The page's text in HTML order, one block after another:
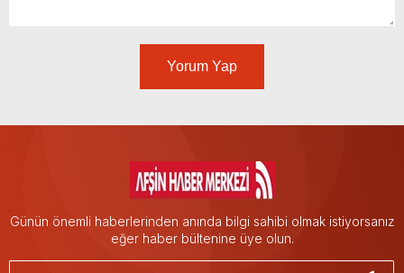
Yorum Yap
Günün önemli haberlerinden anında bilgi sahibi olmak istiyorsanız
eğer haber bültenine üye olun.